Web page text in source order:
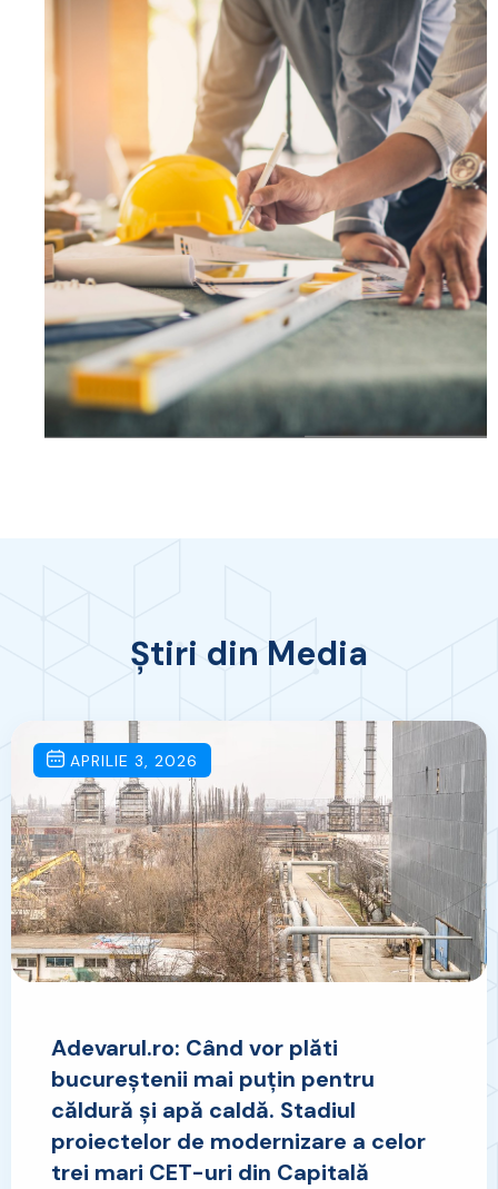
Știri din Media
APRILIE 3, 2026
Adevarul.ro: Când vor plăti
bucureștenii mai puțin pentru
căldură și apă caldă. Stadiul
proiectelor de modernizare a celor
trei mari CET-uri din Capitală